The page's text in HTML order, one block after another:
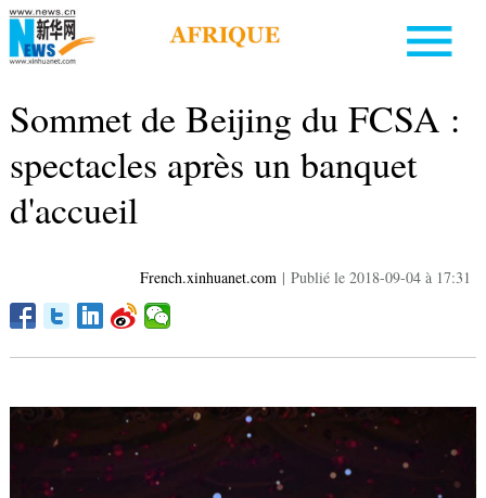
Sommet de Beijing du FCSA :
spectacles après un banquet
d'accueil
French.xinhuanet.com | Publié le 2018-09-04 à 17:31